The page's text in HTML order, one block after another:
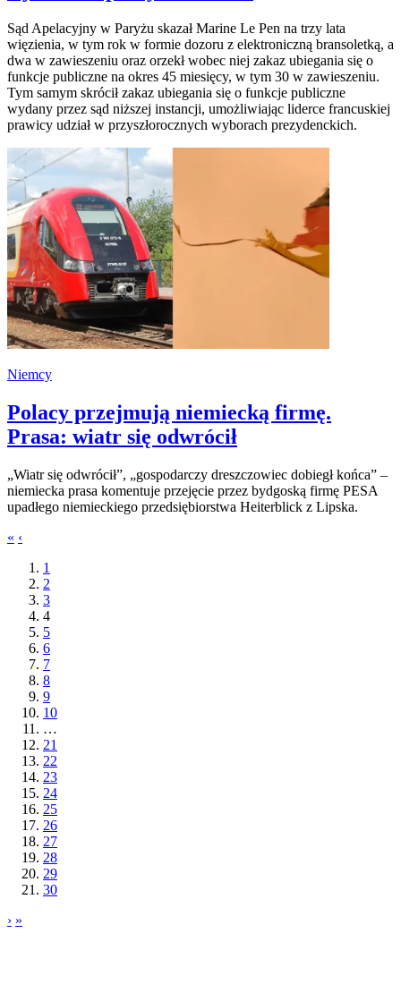
Sąd Apelacyjny w Paryżu skazał Marine Le Pen na trzy lata
więzienia, w tym rok w formie dozoru z elektroniczną bransoletką, a
dwa w zawieszeniu oraz orzekł wobec niej zakaz ubiegania się o
funkcje publiczne na okres 45 miesięcy, w tym 30 w zawieszeniu.
Tym samym skrócił zakaz ubiegania się o funkcje publiczne
wydany przez sąd niższej instancji, umożliwiając liderce francuskiej
prawicy udział w przyszłorocznych wyborach prezydenckich.
Niemcy
Polacy przejmują niemiecką firmę.
Prasa: wiatr się odwrócił
„Wiatr się odwrócił”, „gospodarczy dreszczowiec dobiegł końca” –
niemiecka prasa komentuje przejęcie przez bydgoską firmę PESA
upadłego niemieckiego przedsiębiorstwa Heiterblick z Lipska.
« ‹
1
2
3
4
5
6
7
8
9
10
…
21
22
23
24
25
26
27
28
29
30
› »